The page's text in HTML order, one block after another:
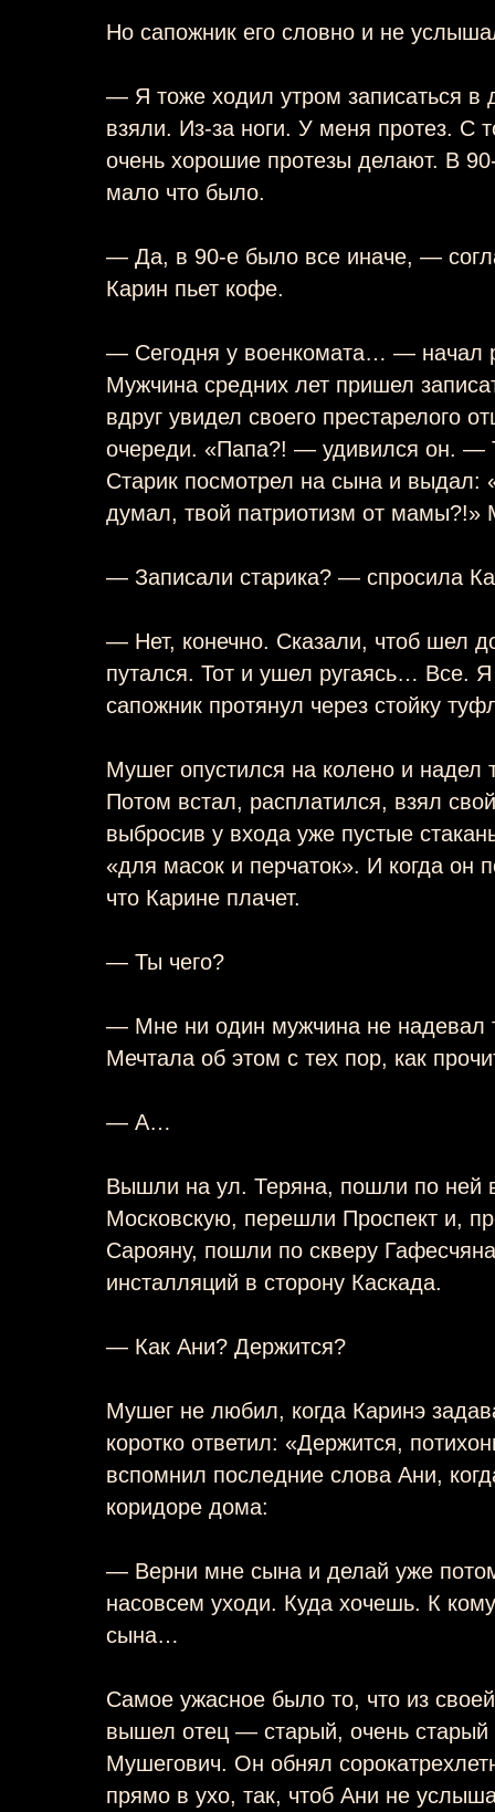
Но сапожник его словно и не
— Я тоже ходил утром записаться
взяли. Из-за ноги. У меня протез. С
очень хорошие протезы делают. В
мало что было.
— Да, в 90-е было все иначе, —
Карин пьет кофе.
— Сегодня у военкомата… — начал
Мужчина средних лет пришел
вдруг увидел своего престарелого
очереди. «Папа?! — удивился он. —
Старик посмотрел на сына и выдал:
думал, твой патриотизм от мамы?!»
— Записали старика? — спросила
— Нет, конечно. Сказали, чтоб шел
путался. Тот и ушел ругаясь… Все.
сапожник протянул через стойку
Мушег опустился на колено и надел
Потом встал, расплатился, взял
выбросив у входа уже пустые
«для масок и перчаток». И когда он
что Карине плачет.
— Ты чего?
— Мне ни один мужчина не надевал
Мечтала об этом с тех пор, как
— А…
Вышли на ул. Теряна, пошли по ней
Московскую, перешли Проспект и,
Сарояну, пошли по скверу
инсталляций в сторону Каскада.
— Как Ани? Держится?
Мушег не любил, когда Каринэ
коротко ответил: «Держится,
вспомнил последние слова Ани,
коридоре дома:
— Верни мне сына и делай уже
насовсем уходи. Куда хочешь. К
сына…
Самое ужасное было то, что из
вышел отец — старый, очень
Мушегович. Он обнял
прямо в ухо, так, чтоб Ани не